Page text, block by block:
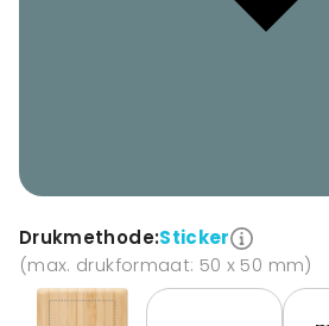
Drukmethode:Sticker
(max. drukformaat: 50 x 50 mm)